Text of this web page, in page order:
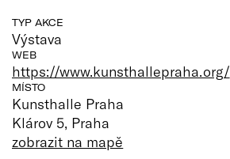
TYP AKCE
Výstava
WEB
https://www.kunsthallepraha.org/
MÍSTO
Kunsthalle Praha
Klárov 5, Praha
zobrazit na mapě